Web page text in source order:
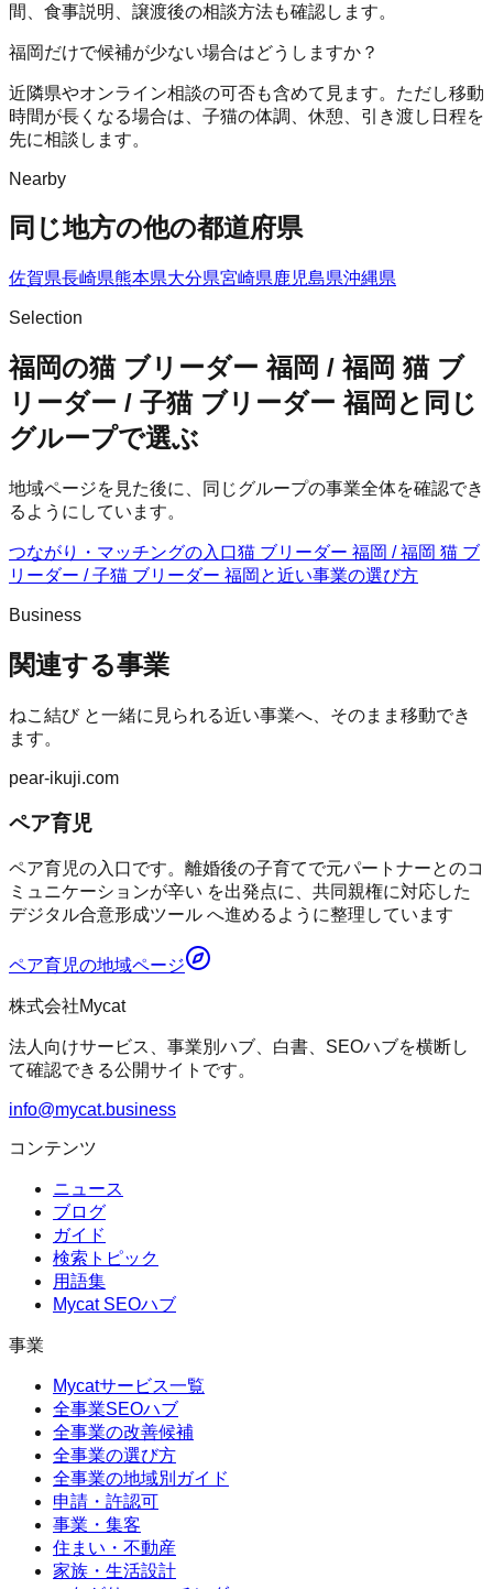
間、食事説明、譲渡後の相談方法も確認します。
福岡だけで候補が少ない場合はどうしますか？
近隣県やオンライン相談の可否も含めて見ます。ただし移動
時間が長くなる場合は、子猫の体調、休憩、引き渡し日程を
先に相談します。
Nearby
同じ地方の他の都道府県
佐賀県長崎県熊本県大分県宮崎県鹿児島県沖縄県
Selection
福岡の猫 ブリーダー 福岡 / 福岡 猫 ブ
リーダー / 子猫 ブリーダー 福岡と同じ
グループで選ぶ
地域ページを見た後に、同じグループの事業全体を確認でき
るようにしています。
つながり・マッチングの入口猫 ブリーダー 福岡 / 福岡 猫 ブ
リーダー / 子猫 ブリーダー 福岡 と近い事業の選び方
Business
関連する事業
ねこ結びと一緒に見られる近い事業へ、そのまま移動でき
ます。
pear-ikuji.com
ペア育児
ペア育児の入口です。離婚後の子育てで元パートナーとのコ
ミュニケーションが辛い を出発点に、共同親権に対応した
デジタル合意形成ツール へ進めるように整理しています
ペア育児の地域ページ
株式会社Mycat
法人向けサービス、事業別ハブ、白書、SEOハブを横断し
て確認できる公開サイトです。
info@mycat.business
コンテンツ
ニュース
ブログ
ガイド
検索トピック
用語集
Mycat SEOハブ
事業
Mycatサービス一覧
全事業SEOハブ
全事業の改善候補
全事業の選び方
全事業の地域別ガイド
申請・許認可
事業・集客
住まい・不動産
家族・生活設計